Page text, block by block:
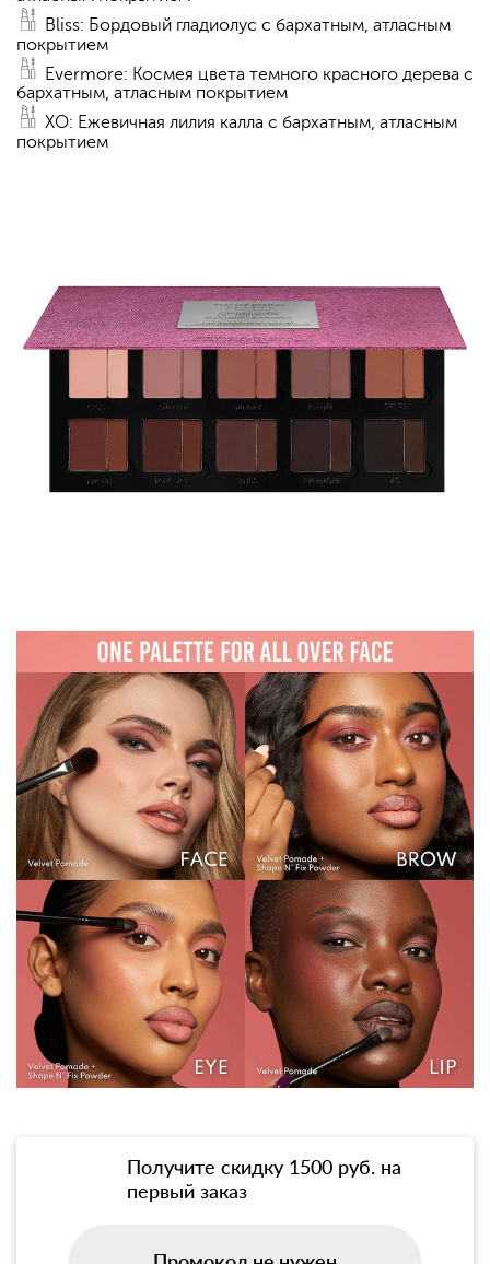
Bliss: Бордовый гладиолус с бархатным, атласным
покрытием
Evermore: Космея цвета темного красного дерева с
бархатным, атласным покрытием
XO: Ежевичная лилия калла с бархатным, атласным
покрытием
Получите скидку 1500 руб. на
первый заказ